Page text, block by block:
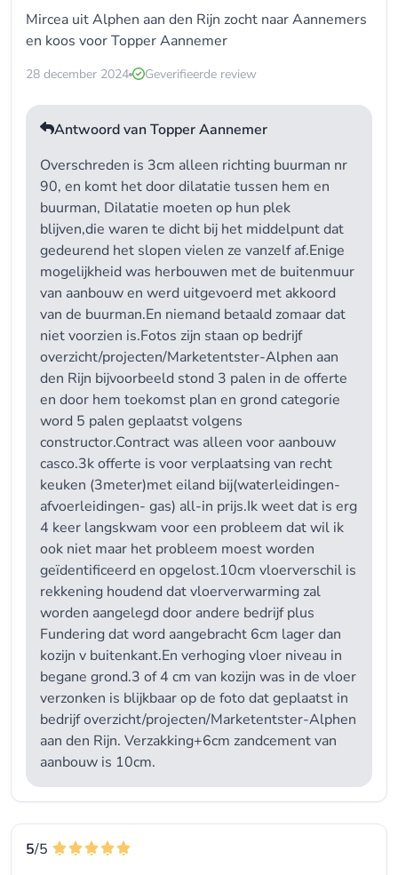
Mircea uit Alphen aan den Rijn zocht naarAannemers
en koos voorTopper Aannemer
28 december 2024 Geverifieerde review
Antwoord van Topper Aannemer
Overschreden is 3cm alleen richting buurman nr
90, en komt het door dilatatie tussen hem en
buurman, Dilatatie moeten op hun plek
blijven,die waren te dicht bij het middelpunt dat
gedeurend het slopen vielen ze vanzelf af.Enige
mogelijkheid was herbouwen met de buitenmuur
van aanbouw en werd uitgevoerd met akkoord
van de buurman.En niemand betaald zomaar dat
niet voorzien is.Fotos zijn staan op bedrijf
overzicht/projecten/Marketentster-Alphen aan
den Rijn bijvoorbeeld stond 3 palen in de offerte
en door hem toekomst plan en grond categorie
word 5 palen geplaatst volgens
constructor.Contract was alleen voor aanbouw
casco.3k offerte is voor verplaatsing van recht
keuken (3meter)met eiland bij(waterleidingen-
afvoerleidingen- gas) all-in prijs.Ik weet dat is erg
4 keer langskwam voor een probleem dat wil ik
ook niet maar het probleem moest worden
geïdentificeerd en opgelost.10cm vloerverschil is
rekkening houdend dat vloerverwarming zal
worden aangelegd door andere bedrijf plus
Fundering dat word aangebracht 6cm lager dan
kozijn v buitenkant.En verhoging vloer niveau in
begane grond.3 of 4 cm van kozijn was in de vloer
verzonken is blijkbaar op de foto dat geplaatst in
bedrijf overzicht/projecten/Marketentster-Alphen
aan den Rijn. Verzakking+6cm zandcement van
aanbouw is 10cm.
5/5